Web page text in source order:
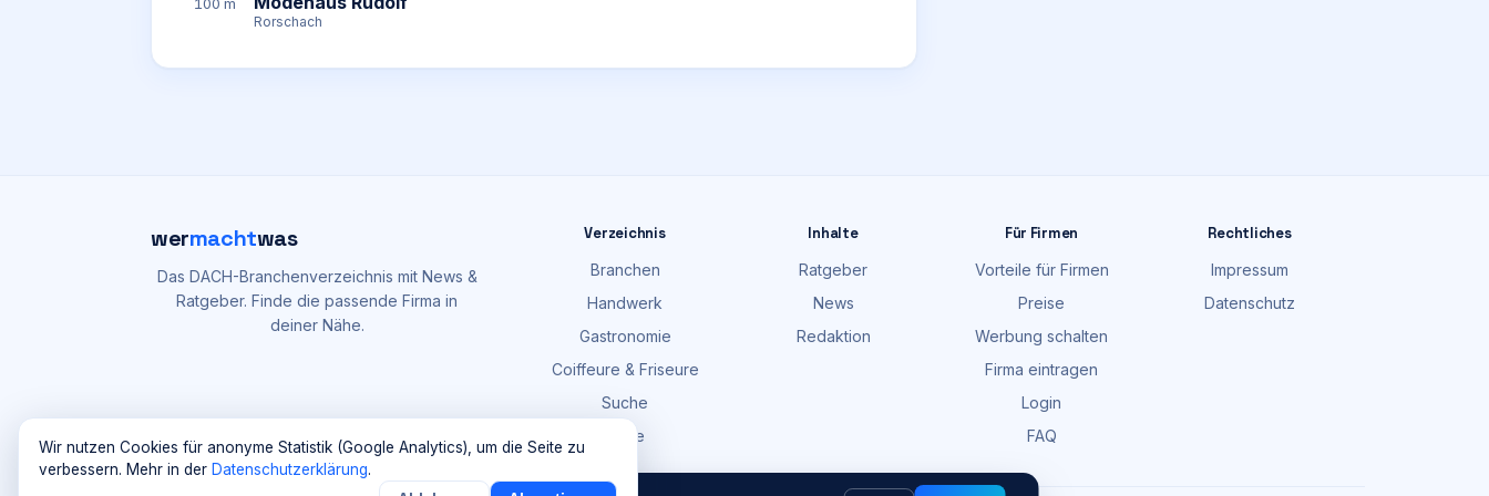
Rorschach
wermachtwas
Das DACH-Branchenverzeichnis mit News &
Ratgeber. Finde die passende Firma in
deiner Nähe.
Verzeichnis
Branchen
Handwerk
Gastronomie
Coiffeure & Friseure
Suche
Karte
Inhalte
Ratgeber
News
Redaktion
Für Firmen
Vorteile für Firmen
Preise
Werbung schalten
Firma eintragen
Login
FAQ
Rechtliches
Impressum
Datenschutz
Wir nutzen Cookies für anonyme Statistik (Google Analytics), um die Seite zu
verbessern. Mehr in der Datenschutzerklärung.